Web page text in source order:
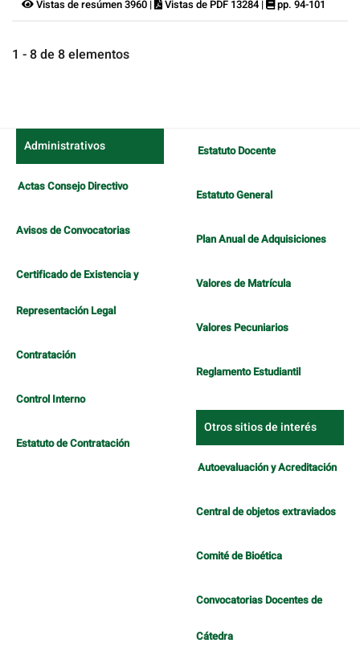
Vistas de resúmen 3960 | Vistas de PDF 13284 | pp. 94-101
1 - 8 de 8 elementos
Administrativos
Actas Consejo Directivo
Avisos de Convocatorias
Certificado de Existencia y
Representación Legal
Contratación
Control Interno
Estatuto de Contratación
Estatuto Docente
Estatuto General
Plan Anual de Adquisiciones
Valores de Matrícula
Valores Pecuniarios
Reglamento Estudiantil
Otros sitios de interés
Autoevaluación y Acreditación
Central de objetos extraviados
Comité de Bioética
Convocatorias Docentes de
Cátedra